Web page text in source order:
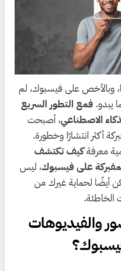
وبالأخص على فيسبوك، لم
يبدو. فمع التطور السريع
الاصطناعي، أصبحت
أكثر انتشارًا وخطورة.
معرفةكيف تكتشف
على فيسبوك، ليس
أيضًا لحماية غيرك من
الخاطئة.
والفيديوهات